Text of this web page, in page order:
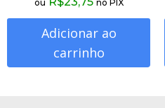
ou no PIX
Adicionar ao
carrinho